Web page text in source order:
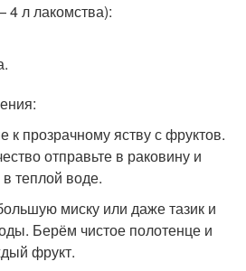
л лакомства):
к прозрачному яству с фруктов.
отправьте в раковину и
теплой воде.
миску или даже тазик и
Берём чистое полотенце и
фрукт.